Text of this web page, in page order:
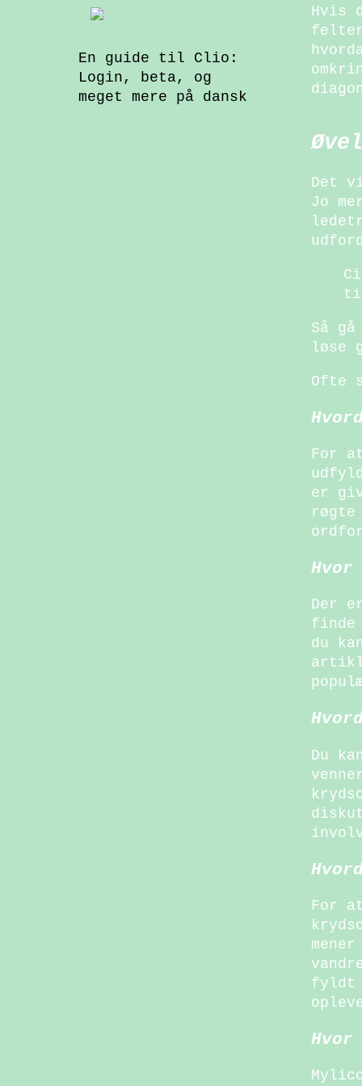
Hvis
felter
Det
Jo
Så
løse
Ofte
For
er
Der
finde
du
Du
For
fyldt
En guide til Clio:
Login, beta, og
meget mere på dansk